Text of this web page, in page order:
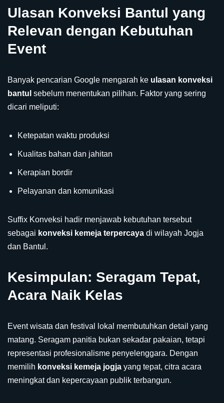
Ulasan Konveksi Bantul yang
Relevan dengan Kebutuhan
Event
Banyak pencarian Google mengarah ke ulasan konveksi
bantul sebelum menentukan pilihan. Faktor yang sering
dicari meliputi:
Ketepatan waktu produksi
Kualitas bahan dan jahitan
Kerapian bordir
Pelayanan dan komunikasi
Suffix Konveksi hadir menjawab kebutuhan tersebut
sebagai konveksi kemeja terpercaya di wilayah Jogja
dan Bantul.
Kesimpulan: Seragam Tepat,
Acara Naik Kelas
Event wisata dan festival lokal membutuhkan detail yang
matang. Seragam panitia bukan sekadar pakaian, tetapi
representasi profesionalisme penyelenggara. Dengan
memilih konveksi kemeja jogja yang tepat, citra acara
meningkat dan kepercayaan publik terbangun.